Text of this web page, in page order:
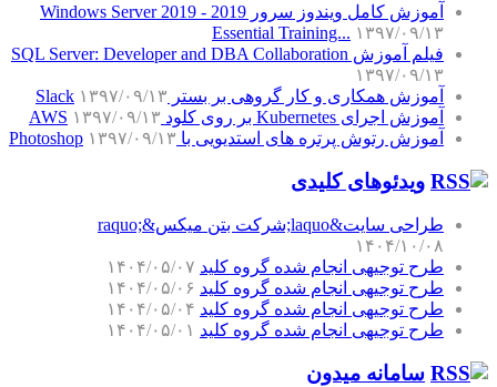
آموزش کامل ویندوز سرور 2019 - Windows Server 2019
Essential Training... ۱۳۹۷/۰۹/۱۳
فیلم آموزش SQL Server: Developer and DBA Collaboration
۱۳۹۷/۰۹/۱۳
آموزش همکاری و کار گروهی بر بستر Slack ۱۳۹۷/۰۹/۱۳
آموزش اجرای Kubernetes بر روی کلود AWS
۱۳۹۷/۰۹/۱۳
آموزش رتوش پرتره های استدیویی با Photoshop ۱۳۹۷/۰۹/۱۳
ویدئوهای کلیدی
طراحی سایت&laquo;شرکت بتن میکس&raquo;
۱۴۰۴/۱۰/۰۸
طرح توجیهی انجام شده گروه کلید ۱۴۰۴/۰۵/۰۷
طرح توجیهی انجام شده گروه کلید ۱۴۰۴/۰۵/۰۶
طرح توجیهی انجام شده گروه کلید ۱۴۰۴/۰۵/۰۴
طرح توجیهی انجام شده گروه کلید ۱۴۰۴/۰۵/۰۱
سامانه میدون